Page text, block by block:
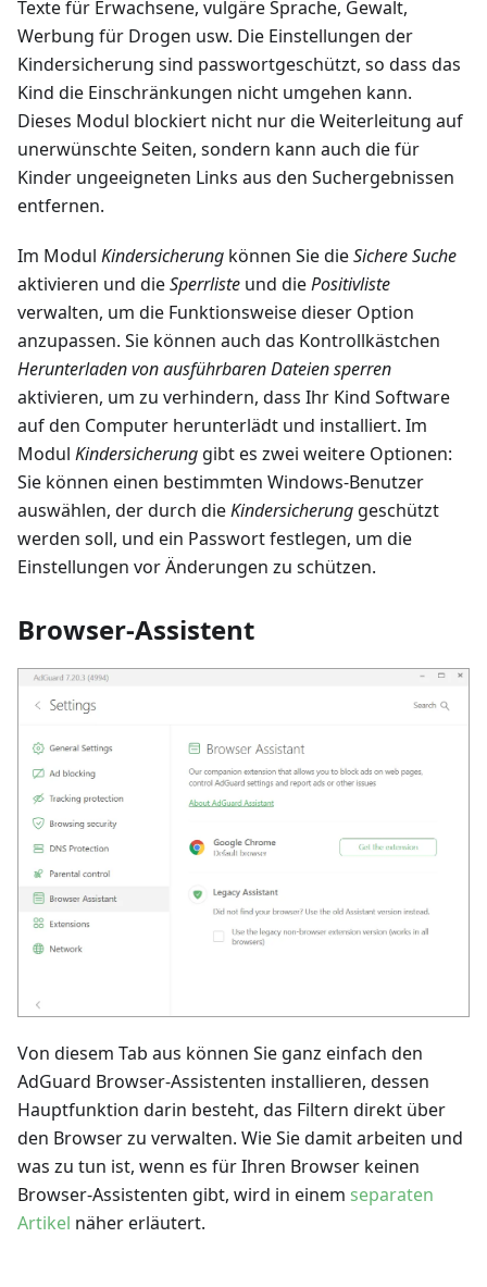
Texte für Erwachsene, vulgäre Sprache, Gewalt,
Werbung für Drogen usw. Die Einstellungen der
Kindersicherung sind passwortgeschützt, so dass das
Kind die Einschränkungen nicht umgehen kann.
Dieses Modul blockiert nicht nur die Weiterleitung auf
unerwünschte Seiten, sondern kann auch die für
Kinder ungeeigneten Links aus den Suchergebnissen
entfernen.
Im Modul Kindersicherung können Sie dieSichere Suche
aktivieren und dieSperrliste und diePositivliste
verwalten, um die Funktionsweise dieser Option
anzupassen. Sie können auch das Kontrollkästchen
Herunterladen von ausführbaren Dateien sperren
aktivieren, um zu verhindern, dass Ihr Kind Software
auf den Computer herunterlädt und installiert. Im
Modul Kindersicherung gibt es zwei weitere Optionen:
Sie können einen bestimmten Windows-Benutzer
auswählen, der durch dieKindersicherung geschützt
werden soll, und ein Passwort festlegen, um die
Einstellungen vor Änderungen zu schützen.
Browser-Assistent
Von diesem Tab aus können Sie ganz einfach den
AdGuard Browser-Assistenten installieren, dessen
Hauptfunktion darin besteht, das Filtern direkt über
den Browser zu verwalten. Wie Sie damit arbeiten und
was zu tun ist, wenn es für Ihren Browser keinen
Browser-Assistenten gibt, wird in einem separaten
Artikel näher erläutert.